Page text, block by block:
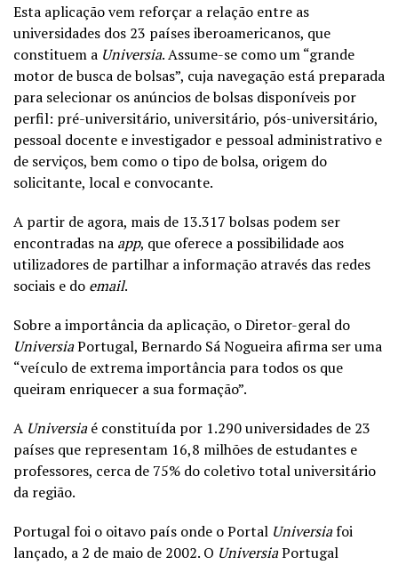
Esta aplicação vem reforçar a relação entre as
universidades dos 23 países iberoamericanos, que
constituem a Universia. Assume-se como um “grande
motor de busca de bolsas”, cuja navegação está preparada
para selecionar os anúncios de bolsas disponíveis por
perfil: pré-universitário, universitário, pós-universitário,
pessoal docente e investigador e pessoal administrativo e
de serviços, bem como o tipo de bolsa, origem do
solicitante, local e convocante.
A partir de agora, mais de 13.317 bolsas podem ser
encontradas na app, que oferece a possibilidade aos
utilizadores de partilhar a informação através das redes
sociais e do email.
Sobre a importância da aplicação, o Diretor-geral do
UniversiaPortugal, Bernardo Sá Nogueira afirma ser uma
“veículo de extrema importância para todos os que
queiram enriquecer a sua formação”.
A Universiaé constituída por 1.290 universidades de 23
países que representam 16,8 milhões de estudantes e
professores, cerca de 75% do coletivo total universitário
da região.
Portugal foi o oitavo país onde o Portal Universiafoi
lançado, a 2 de maio de 2002. O UniversiaPortugal